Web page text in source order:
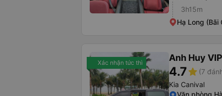
3h15m
Hạ Long (Bãi
Xác nhận tức thì Anh Huy VIP
4.7star (7
Kia Canival